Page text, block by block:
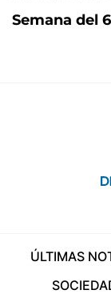
Semana del
ÚLTIMAS